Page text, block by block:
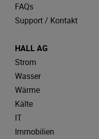
FAQs
Support / Kontakt
HALL AG
Strom
Wasser
Wärme
Kälte
IT
Immobilien